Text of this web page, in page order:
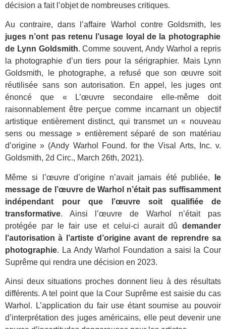
décision a fait l’objet de nombreuses critiques.
Au contraire, dans l’affaire Warhol contre Goldsmith, les
juges n’ont pas retenu l’usage loyal de la photographie
de Lynn Goldsmith. Comme souvent, Andy Warhol a repris
la photographie d’un tiers pour la sérigraphier. Mais Lynn
Goldsmith, le photographe, a refusé que son œuvre soit
réutilisée sans son autorisation.
En appel, les juges ont
énoncé que « L’œuvre secondaire elle-même doit
raisonnablement être perçue comme incarnant un objectif
artistique entièrement distinct, qui transmet un « nouveau
sens ou message » entièrement séparé de son matériau
d’origine » (Andy Warhol Found. for the Visal Arts, Inc. v.
Goldsmith, 2d Circ., March 26th, 2021).
Même si l’œuvre d’origine n’avait jamais été publiée,
le
message de l’œuvre de Warhol n’était pas suffisamment
indépendant pour que l’œuvre soit qualifiée de
transformative. Ainsi l’œuvre de Warhol n’était pas
protégée par le fair use et celui-ci aurait dû demander
l’autorisation à l’artiste d’origine avant de reprendre sa
photographie. La Andy Warhol Foundation a saisi la Cour
Suprême qui rendra une décision en 2023.
Ainsi deux situations proches donnent lieu à des résultats
différents. A tel point que la Cour Suprême est saisie du cas
Warhol. L’application du fair use étant soumise au pouvoir
d’interprétation des juges américains, elle peut devenir une